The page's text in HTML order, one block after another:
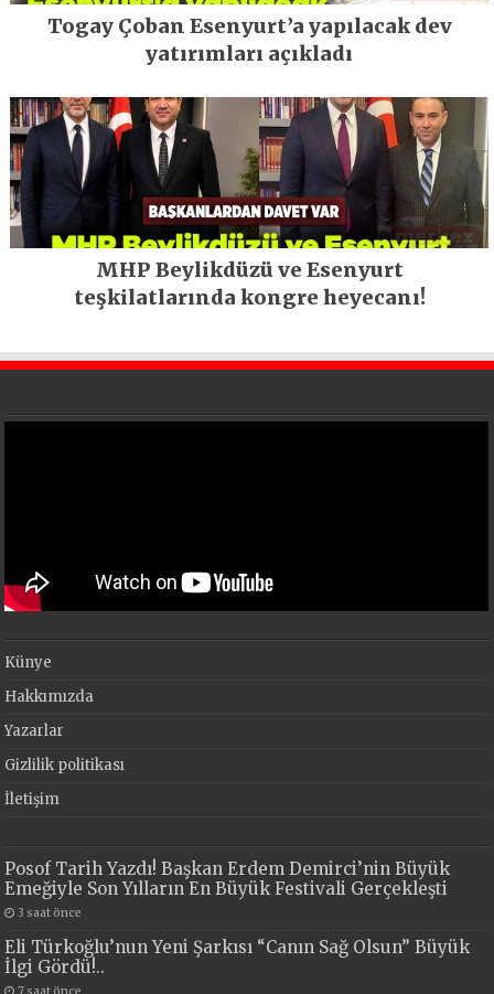
Togay Çoban Esenyurt’a yapılacak dev
yatırımları açıkladı
MHP Beylikdüzü ve Esenyurt
teşkilatlarında kongre heyecanı!
Künye
Hakkımızda
Yazarlar
Gizlilik politikası
İletişim
Posof Tarih Yazdı! Başkan Erdem Demirci’nin Büyük
Emeğiyle Son Yılların En Büyük Festivali Gerçekleşti
3 saat önce
Eli Türkoğlu’nun Yeni Şarkısı “Canın Sağ Olsun” Büyük
İlgi Gördü!..